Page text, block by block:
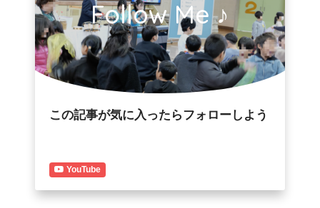
Follow Me ♪
この記事が気に入ったらフォローしよう
YouTube